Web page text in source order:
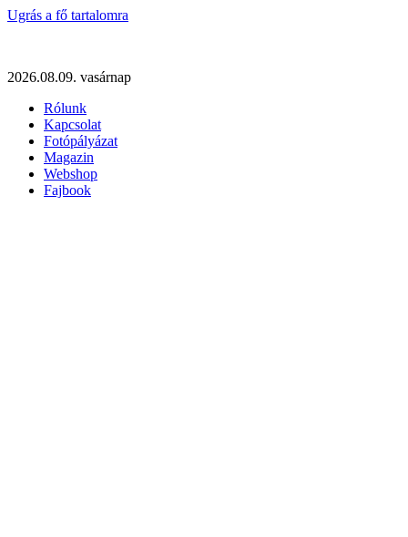
Ugrás a fő tartalomra
2026.08.09. vasárnap
Rólunk
Kapcsolat
Fotópályázat
Magazin
Webshop
Fajbook